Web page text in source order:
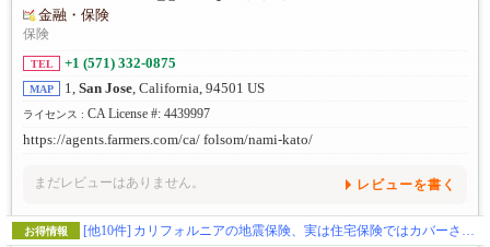
金融・保険
保険
TEL +1 (571) 332-0875
MAP 1, San Jose, California, 94501 US
ライセンス : CA License #: 4439997
https://agents.farmers.com/ca/ folsom/nami-kato/
まだレビューはありません。 レビューを書く
お得情報 [他10件] カリフォルニアの地震保険、実は住宅保険ではカバーされません